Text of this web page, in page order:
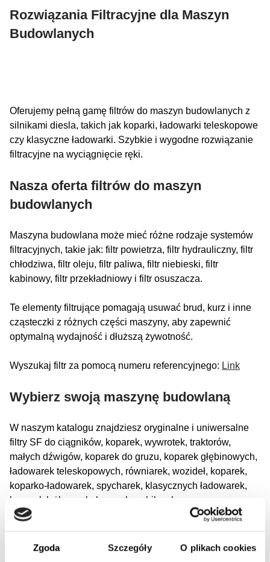
Zgoda Szczegóły O plikach cookies
Rozwiązania Filtracyjne dla Maszyn
Budowlanych
Oferujemy pełną gamę filtrów do maszyn budowlanych z
silnikami diesla, takich jak koparki, ładowarki teleskopowe
czy klasyczne ładowarki. Szybkie i wygodne rozwiązanie
filtracyjne na wyciągnięcie ręki.
Nasza oferta filtrów do maszyn
budowlanych
Maszyna budowlana może mieć różne rodzaje systemów
filtracyjnych, takie jak: filtr powietrza, filtr hydrauliczny, filtr
chłodziwa, filtr oleju, filtr paliwa, filtr niebieski, filtr
kabinowy, filtr przekładniowy i filtr osuszacza.
Te elementy filtrujące pomagają usuwać brud, kurz i inne
cząsteczki z różnych części maszyny, aby zapewnić
optymalną wydajność i dłuższą żywotność.
Wyszukaj filtr za pomocą numeru referencyjnego: Link
Wybierz swoją maszynę budowlaną
W naszym katalogu znajdziesz oryginalne i uniwersalne
filtry SF do ciągników, koparek, wywrotek, traktorów,
małych dźwigów, koparek do gruzu, koparek głębinowych,
ładowarek teleskopowych, równiarek, wozideł, koparek,
koparko-ładowarek, spycharek, klasycznych ładowarek,
koparek łyżkowych, koparek mobilnych, maszyn
asfaltowych, wozów ssących, koparek ssących, koparek
hydraulicznych, mini koparek lub koparek
wyburzeniowych.